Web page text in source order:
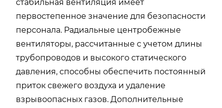
стабильная вентиляция имеет
первостепенное значение для безопасности
персонала. Радиальные центробежные
вентиляторы, рассчитанные с учетом длины
трубопроводов и высокого статического
давления, способны обеспечить постоянный
приток свежего воздуха и удаление
взрывоопасных газов. Дополнительные